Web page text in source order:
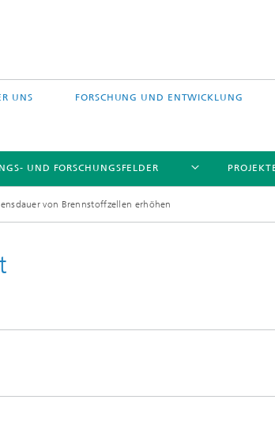
UNS FORSCHUNG UND ENTWICKLUNG
UND FORSCHUNGSFELDER
von Brennstoffzellen erhöhen